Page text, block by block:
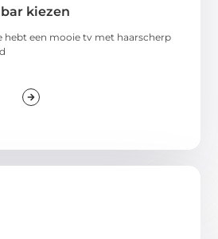
kiezen
hebt een mooie tv met haarscherp